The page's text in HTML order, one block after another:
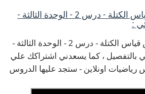
فيديو شرح درس قياس الكتلة - درس 2 - الوحدة الثالثة -
:
هنا ستجد شرح درس قياس الكتلة - درس 2 - الوحدة الثالثة -
بالتفصيل ، كما يسعدني اشتراكك علي
رياضيات اونلاين - ستجد عليها الدروس